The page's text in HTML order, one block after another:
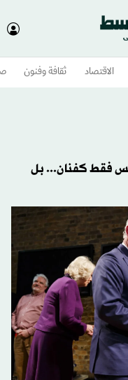
الاقتصاد ثقافة وفنون
ليس فقط كفنان... بل